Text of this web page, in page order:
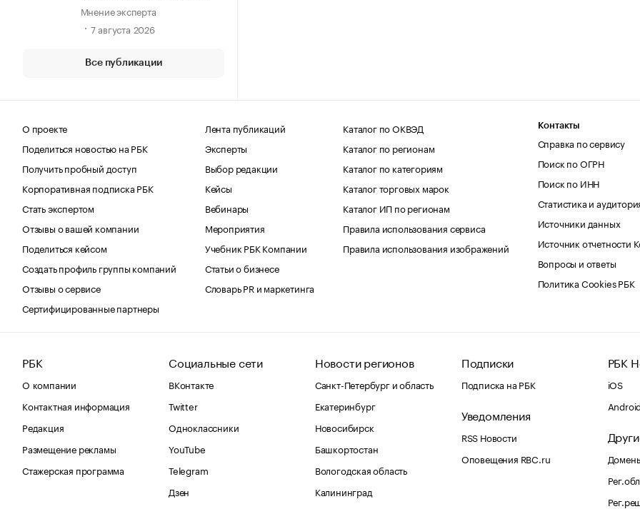
Мнение эксперта
7 августа 2026
Все публикации
О проекте
Поделиться новостью на РБК
Получить пробный доступ
Корпоративная подписка РБК
Стать экспертом
Отзывы о вашей компании
Поделиться кейсом
Создать профиль группы компаний
Отзывы о сервисе
Сертифицированные партнеры
Лента публикаций
Эксперты
Выбор редакции
Кейсы
Вебинары
Мероприятия
Учебник РБК Компании
Статьи о бизнесе
Словарь PR и маркетинга
Каталог по ОКВЭД
Каталог по регионам
Каталог по категориям
Каталог торговых марок
Каталог ИП по регионам
Правила использования сервиса
Правила использования изображений
Контакты
Справка по сервису
Поиск по ОГРН
Поиск по ИНН
Статистика и
Источники данных
Источник отчетности
Вопросы и ответы
Политика Cookies РБК
РБК
О компании
Контактная информация
Редакция
Размещение рекламы
Стажерская программа
Социальные сети
ВКонтакте
Twitter
Одноклассники
YouTube
Telegram
Дзен
Новости регионов
Санкт-Петербург и область
Екатеринбург
Новосибирск
Башкортостан
Вологодская область
Калининград
Подписки
Подписка на РБК
Уведомления
RSS Новости
Оповещения RBC.ru
РБК
iOS